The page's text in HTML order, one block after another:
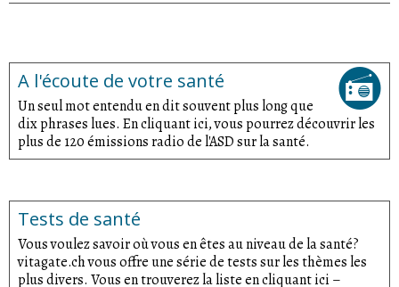
A l'écoute de votre santé
Un seul mot entendu en dit souvent plus long que
dix phrases lues. En cliquant ici, vous pourrez découvrir les
plus de 120 émissions radio de l'ASD sur la santé.
Tests de santé
Vous voulez savoir où vous en êtes au niveau de la santé?
vitagate.ch vous offre une série de tests sur les thèmes les
plus divers. Vous en trouverez la liste en cliquant ici –